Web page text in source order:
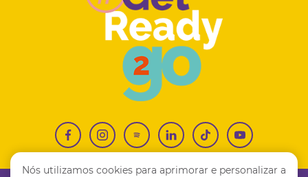
Nós utilizamos cookies para aprimorar e personalizar a